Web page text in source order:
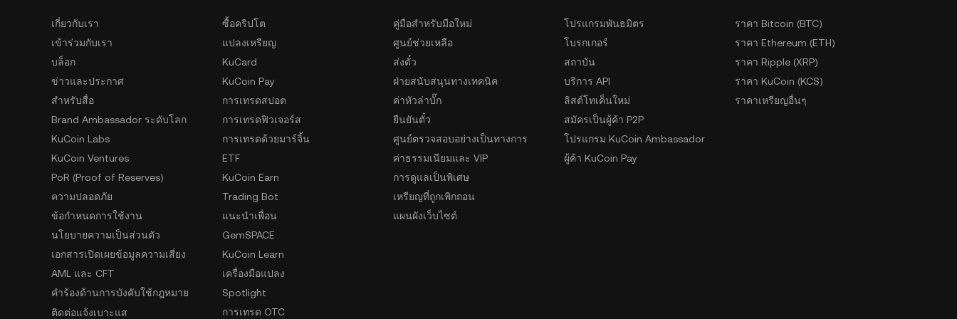
เกี่ยวกับเรา
เข้าร่วมกับเรา
บล็อก
ข่าวและประกาศ
สำหรับสื่อ
Brand Ambassador ระดับโลก
KuCoin Labs
KuCoin Ventures
PoR (Proof of Reserves)
ความปลอดภัย
ข้อกำหนดการใช้งาน
นโยบายความเป็นส่วนตัว
เอกสารเปิดเผยข้อมูลความเสี่ยง
AML และ CFT
คำร้องด้านการบังคับใช้กฎหมาย
ติดต่อแจ้งเบาะแส
ซื้อคริปโต
แปลงเหรียญ
KuCard
KuCoin Pay
การเทรดสปอต
การเทรดฟิวเจอร์ส
การเทรดด้วยมาร์จิ้น
ETF
KuCoin Earn
Trading Bot
แนะนำเพื่อน
GemSPACE
KuCoin Learn
เครื่องมือแปลง
Spotlight
การเทรด OTC
คู่มือสำหรับมือใหม่
ศูนย์ช่วยเหลือ
ส่งตั๋ว
ฝ่ายสนับสนุนทางเทคนิค
ค่าหัวล่าบั๊ก
ยืนยันตั๋ว
ศูนย์ตรวจสอบอย่างเป็นทางการ
ค่าธรรมเนียมและ VIP
การดูแลเป็นพิเศษ
เหรียญที่ถูกเพิกถอน
แผนผังเว็บไซต์
โปรแกรมพันธมิตร
โบรกเกอร์
สถาบัน
บริการ API
ลิสต์โทเค็นใหม่
สมัครเป็นผู้ค้า P2P
โปรแกรม KuCoin Ambassador
ผู้ค้า KuCoin Pay
ราคา Bitcoin (BTC)
ราคา Ethereum (ETH)
ราคา Ripple (XRP)
ราคา KuCoin (KCS)
ราคาเหรียญอื่นๆ